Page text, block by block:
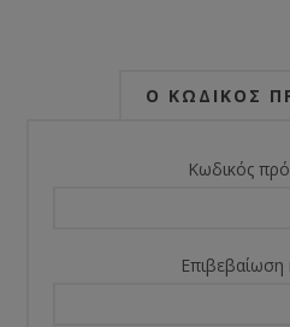
Ο ΚΩΔΙΚΌΣ
Κωδικός
Επιβεβαίωση